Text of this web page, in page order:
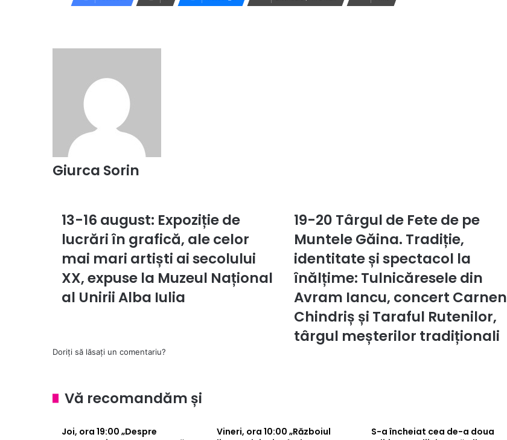
Giurca Sorin
13-
august:
Expoziție
de
lucrări
grafică,
mari
secolului
XX,
la
13-16 august: Expoziție de
lucrări în grafică, ale celor
mai mari artiști ai secolului
XX, expuse la Muzeul Național
al Unirii Alba Iulia
19-
Târgul
de
Fete
de
pe
Muntele
Găina.
Tradiție,
identitate
Avram
19-20 Târgul de Fete de pe
Muntele Găina. Tradiție,
identitate și spectacol la
înălțime: Tulnicăresele din
Avram Iancu, concert Carnen
Chindriș și Taraful Rutenilor,
târgul meșterilor tradiționali
Doriți să lăsați un comentariu?
Vă recomandăm și
Joi, ora 19:00 „Despre
Vineri, ora 10:00 „Războiul
S-a încheiat cea de-a doua